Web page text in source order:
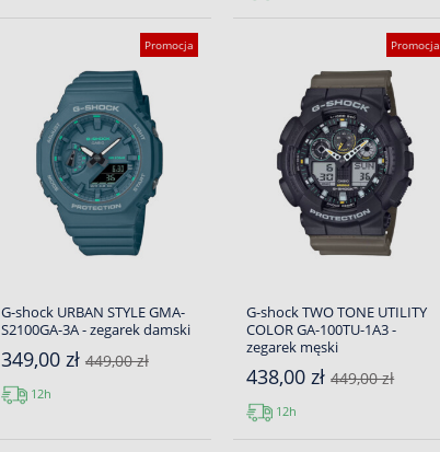
Promocja
G-shock URBAN STYLE GMA-
S2100GA-3A - zegarek damski
349,00 zł 449,00 zł
12h
Promocja
G-shock TWO TONE UTILITY
COLOR GA-100TU-1A3 -
zegarek męski
438,00 zł449,00 zł
12h